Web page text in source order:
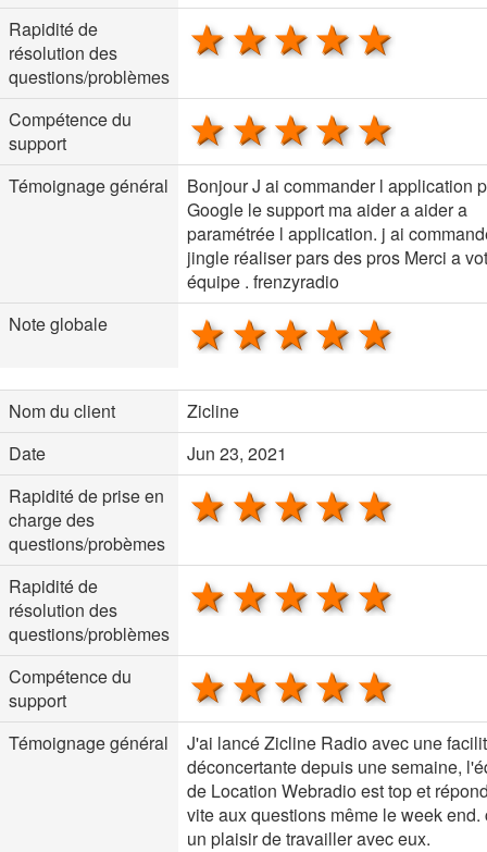
Rapidité de
résolution des
questions/problèmes
4 stars
3 stars
2 stars
1 star
Compétence du
support
4 stars
3 stars
2 stars
1 star
Témoignage général
Bonjour J ai commander l application
Google le support ma aider a aider a
paramétrée l application. j ai
jingle réaliser pars des pros Merci a
équipe . frenzyradio
Note globale
4 stars
3 stars
2 stars
1 star
Nom du client
Zicline
Date
Jun 23, 2021
Rapidité de prise en
charge des
questions/probèmes
4 stars
3 stars
2 stars
1 star
Rapidité de
résolution des
questions/problèmes
4 stars
3 stars
2 stars
1 star
Compétence du
support
4 stars
3 stars
2 stars
1 star
Témoignage général
J'ai lancé Zicline Radio avec une
déconcertante depuis une semaine,
de Location Webradio est top et
vite aux questions même le week end.
un plaisir de travailler avec eux.